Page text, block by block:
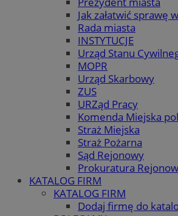
Jak załatwić sprawę
Rada miasta
INSTYTUCJE
Urząd Stanu
MOPR
Urząd Skarbowy
ZUS
URZąd Pracy
Komenda Miejska
Straż Miejska
Straż Pożarna
Sąd Rejonowy
Prokuratura
KATALOG FIRM
KATALOG FIRM
Dodaj firmę do